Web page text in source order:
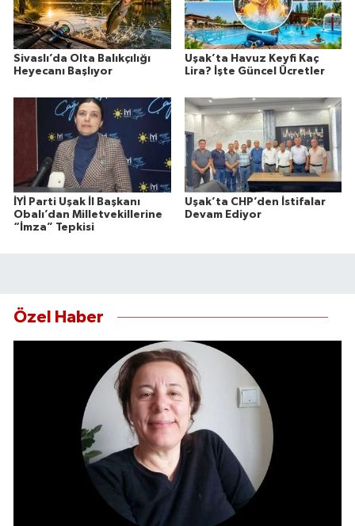
Sivaslı’da Olta Balıkçılığı
Heyecanı Başlıyor
Uşak’ta Havuz Keyfi Kaç
Lira? İşte Güncel Ücretler
İYİ Parti Uşak İl Başkanı
Obalı’dan Milletvekillerine
“İmza” Tepkisi
Uşak’ta CHP’den İstifalar
Devam Ediyor
Özel Haber